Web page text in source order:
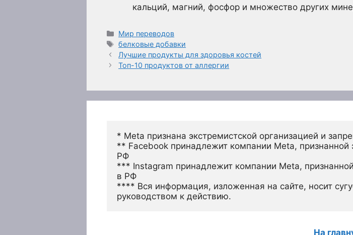
кальций, магний, фосфор и множество других
Рубрики
Мир переводов
Метки
белковые добавки
Лучшие продукты для здоровья костей
Топ-10 продуктов от аллергии
* Meta признана экстремистской организацией и
** Facebook принадлежит компании Meta, признанной
РФ
*** Instagram принадлежит компании Meta,
в РФ
**** Вся информация, изложенная на сайте, носит
руководством к действию.
На